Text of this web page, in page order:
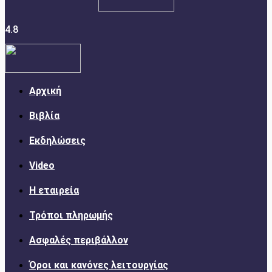
4.8
Αρχική
Βιβλία
Εκδηλώσεις
Video
Η εταιρεία
Τρόποι πληρωμής
Ασφαλές περιβάλλον
Όροι και κανόνες λειτουργίας